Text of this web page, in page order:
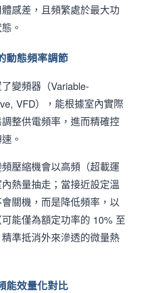
感差，且頻繁處於最大功
。
動態頻率調節
變頻器（Variable-
VFD），能根據室內實際
整供電頻率，進而精確控
。
壓縮機會以高頻（超載運
熱量抽走；當接近設定溫
關機，而是降低頻率，以
能僅為額定功率的 10% 至
準抵消外來滲透的微量熱
能效量化對比